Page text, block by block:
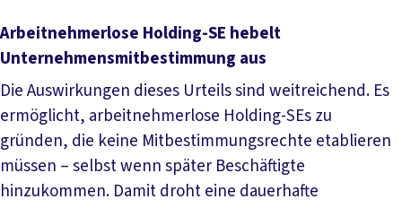
Arbeitnehmerlose Holding-SE hebelt
Unternehmensmitbestimmung aus
Die Auswirkungen dieses Urteils sind weitreichend. Es
ermöglicht, arbeitnehmerlose Holding-SEs zu
gründen, die keine Mitbestimmungsrechte etablieren
müssen – selbst wenn später Beschäftigte
hinzukommen. Damit droht eine dauerhafte